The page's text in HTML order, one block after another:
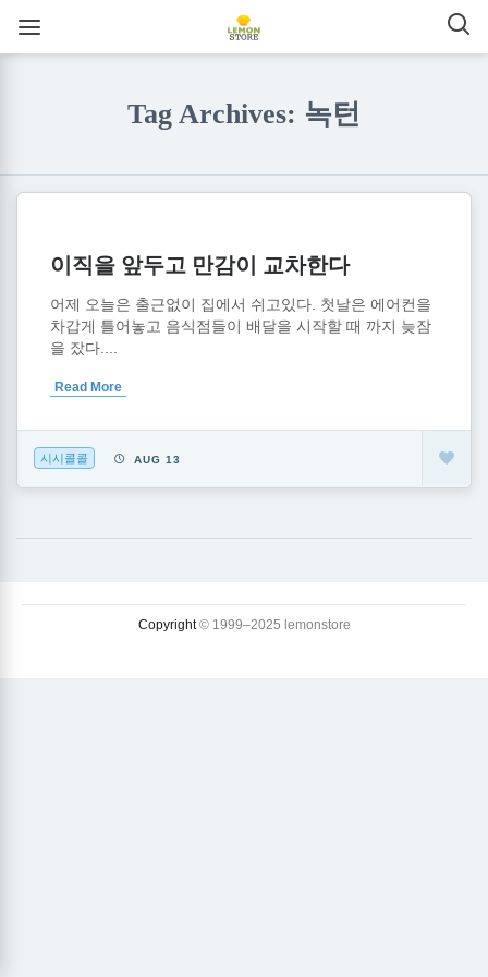
Tag Archives: 녹턴
이직을 앞두고 만감이 교차한다
어제 오늘은 출근없이 집에서 쉬고있다. 첫날은 에어컨을
차갑게 틀어놓고 음식점들이 배달을 시작할 때 까지 늦잠
을 잤다....
Read More
시시콜콜 AUG 13
Copyright© 1999–2025 lemonstore